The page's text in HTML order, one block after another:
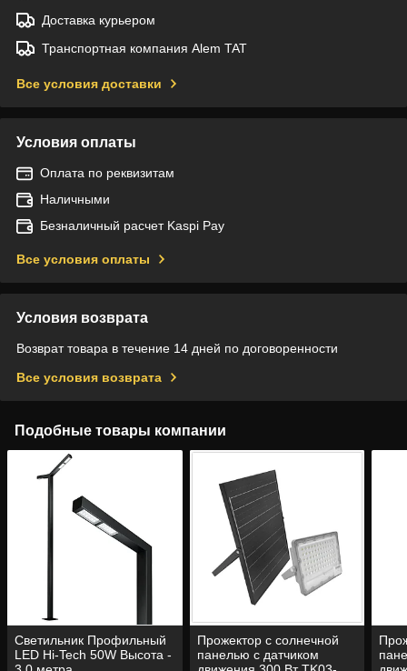
Доставка курьером
Транспортная компания Alem TAT
Все условия доставки
Условия оплаты
Оплата по реквизитам
Наличными
Безналичный расчет Kaspi Pay
Все условия оплаты
Условия возврата
Возврат товара в течение 14 дней по договоренности
Все условия возврата
Подобные товары компании
Светильник Профильный
LED Hi-Tech 50W Высота -
Прожектор с солнечной
панелью с датчиком